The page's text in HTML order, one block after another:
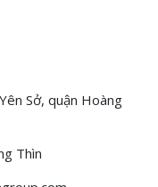
Sở, quận Hoàng
Thìn